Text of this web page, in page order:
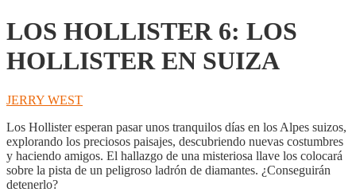
LOS HOLLISTER 6: LOS
HOLLISTER EN SUIZA
JERRY WEST
Los Hollister esperan pasar unos tranquilos días en los Alpes suizos,
explorando los preciosos paisajes, descubriendo nuevas costumbres
y haciendo amigos. El hallazgo de una misteriosa llave los colocará
sobre la pista de un peligroso ladrón de diamantes. ¿Conseguirán
detenerlo?